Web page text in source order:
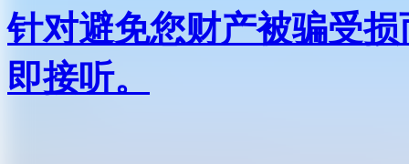
针对避免您财产被骗受
即接听。